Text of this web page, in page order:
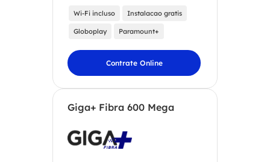
Wi-Fi incluso Instalacao gratis
Globoplay Paramount+
Contrate Online
Giga+ Fibra 600 Mega